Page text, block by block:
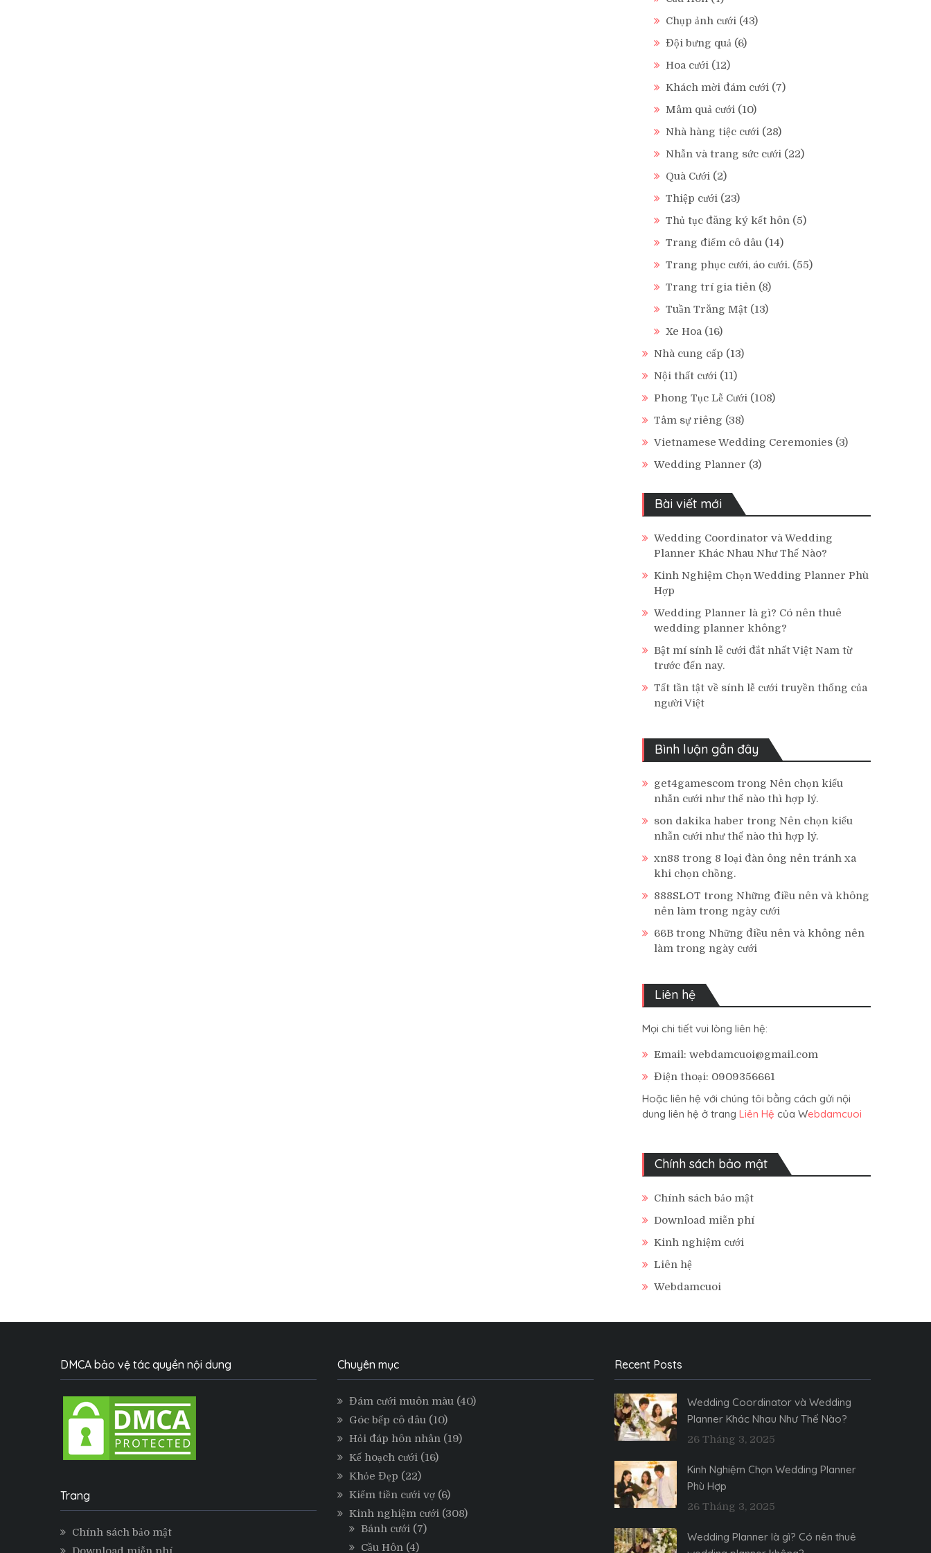
Chụp ảnh cưới (43)
Đội bưng quả (6)
Hoa cưới (12)
Khách mời đám cưới (7)
Mâm quả cưới (10)
Nhà hàng tiệc cưới (28)
Nhẫn và trang sức cưới (22)
Quà Cưới (2)
Thiệp cưới (23)
Thủ tục đăng ký kết hôn (5)
Trang điểm cô dâu (14)
Trang phục cưới, áo cưới. (55)
Trang trí gia tiên (8)
Tuần Trăng Mật (13)
Xe Hoa (16)
Nhà cung cấp (13)
Nội thất cưới (11)
Phong Tục Lễ Cưới (108)
Tâm sự riêng (38)
Vietnamese Wedding Ceremonies (3)
Wedding Planner (3)
Bài viết mới
Wedding Coordinator và Wedding
Planner Khác Nhau Như Thế Nào?
Kinh Nghiệm Chọn Wedding Planner Phù
Hợp
Wedding Planner là gì? Có nên thuê
wedding planner không?
Bật mí sính lễ cưới đắt nhất Việt Nam từ
trước đến nay.
Tất tần tật về sính lễ cưới truyền thống của
người Việt
Bình luận gần đây
get4gamescom trong Nên chọn kiểu
nhẫn cưới như thế nào thì hợp lý.
son dakika haber trong Nên chọn kiểu
nhẫn cưới như thế nào thì hợp lý.
xn88 trong 8 loại đàn ông nên tránh xa
khi chọn chồng.
888SLOT trong Những điều nên và không
nên làm trong ngày cưới
66B trong Những điều nên và không nên
làm trong ngày cưới
Liên hệ
Mọi chi tiết vui lòng liên hệ:
Email: webdamcuoi@gmail.com
Điện thoại: 0909356661
Hoặc liên hệ với chúng tôi bằng cách gửi nội
dung liên hệ ở trang Liên Hệ của Webdamcuoi
Chính sách bảo mật
Chính sách bảo mật
Download miễn phí
Kinh nghiệm cưới
Liên hệ
Webdamcuoi
DMCA bảo vệ tác quyền nội dung
Trang
Chính sách bảo mật
Chuyên mục
Đám cưới muôn màu(40)
Góc bếp cô dâu(10)
Hỏi đáp hôn nhân(19)
Kế hoạch cưới(16)
Khỏe Đẹp (22)
Kiếm tiền cưới vợ(6)
Kinh nghiệm cưới(308)
Bánh cưới(7)
Cầu Hôn(4)
Recent Posts
Wedding Coordinator và Wedding
Planner Khác Nhau Như Thế Nào?
26 Tháng 3, 2025
Kinh Nghiệm Chọn Wedding Planner
Phù Hợp
26 Tháng 3, 2025
Wedding Planner là gì? Có nên thuê